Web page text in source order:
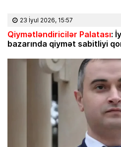
23 İyul 2026, 15:57
Qiymətləndiricilər Palatası:
bazarında qiymət sabitliyi